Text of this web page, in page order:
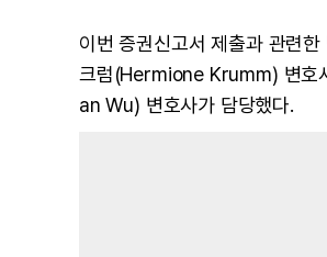
이번 증권신고서 제출과 관련
크럼(Hermione Krumm) 변호
an Wu) 변호사가 담당했다.